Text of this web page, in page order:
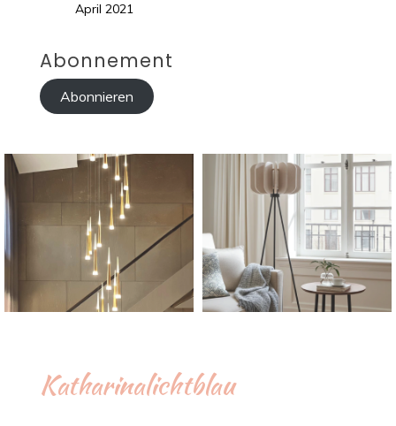
April 2021
Abonnement
Abonnieren
Katharinalichtblau